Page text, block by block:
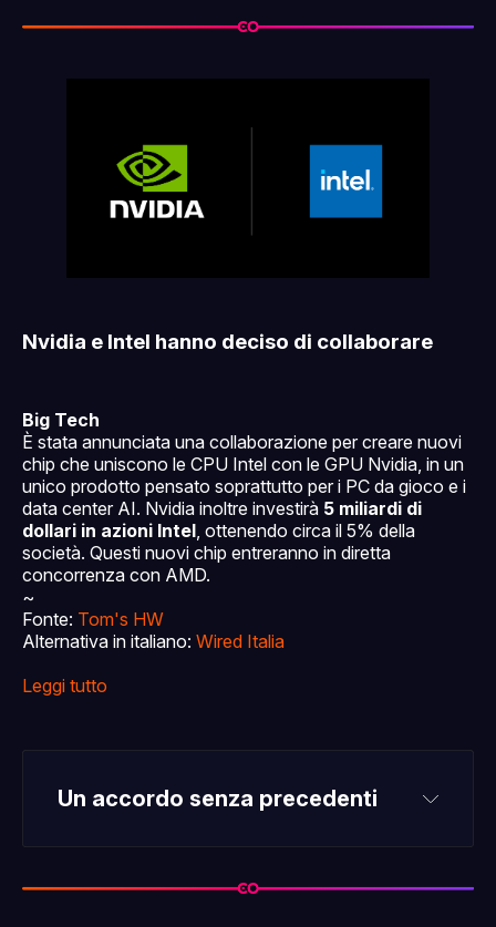
Nvidia e Intel hanno deciso di collaborare
Big Tech
È stata annunciata una collaborazione per creare nuovi
chip che uniscono le CPU Intel con le GPU Nvidia, in un
unico prodotto pensato soprattutto per i PC da gioco e i
data center AI. Nvidia inoltre investirà 5 miliardi di
dollari in azioni Intel, ottenendo circa il 5% della
società. Questi nuovi chip entreranno in diretta
concorrenza con AMD.
~
Fonte: Tom's HW
Alternativa in italiano: Wired Italia
Leggi tutto
Un accordo senza precedenti